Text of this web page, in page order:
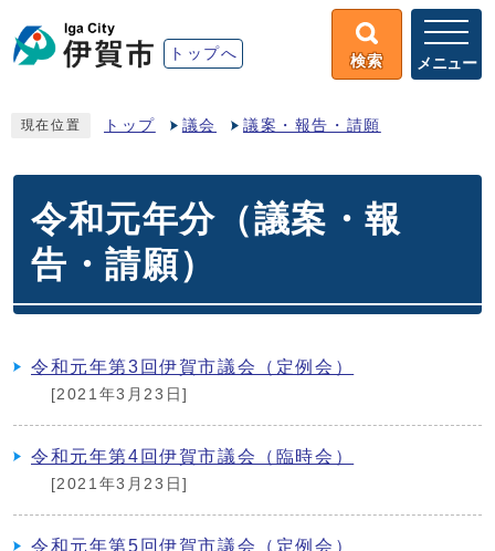
トップへ 検索 メニュー
現在位置 トップ 議会 議案・報告・請願
令和元年分（議案・報
告・請願）
令和元年第3回伊賀市議会（定例会）
[2021年3月23日]
令和元年第4回伊賀市議会（臨時会）
[2021年3月23日]
令和元年第5回伊賀市議会（定例会）